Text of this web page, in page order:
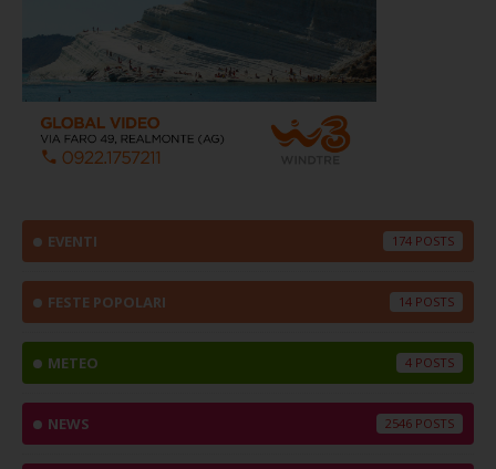
EVENTI 174
FESTE POPOLARI 14
METEO 4
NEWS 2546